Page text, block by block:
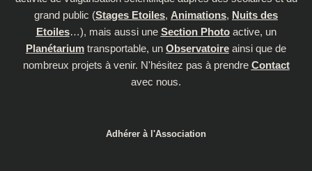
grand public (Stages Etoiles, Animations, Nuits des
Etoiles…), mais aussi une Section Photoactive, un
Planétarium transportable, un Observatoire ainsi que de
nombreux projets à venir. N'hésitez pas à prendre Contact
avec nous.
Adhérer à l'Association